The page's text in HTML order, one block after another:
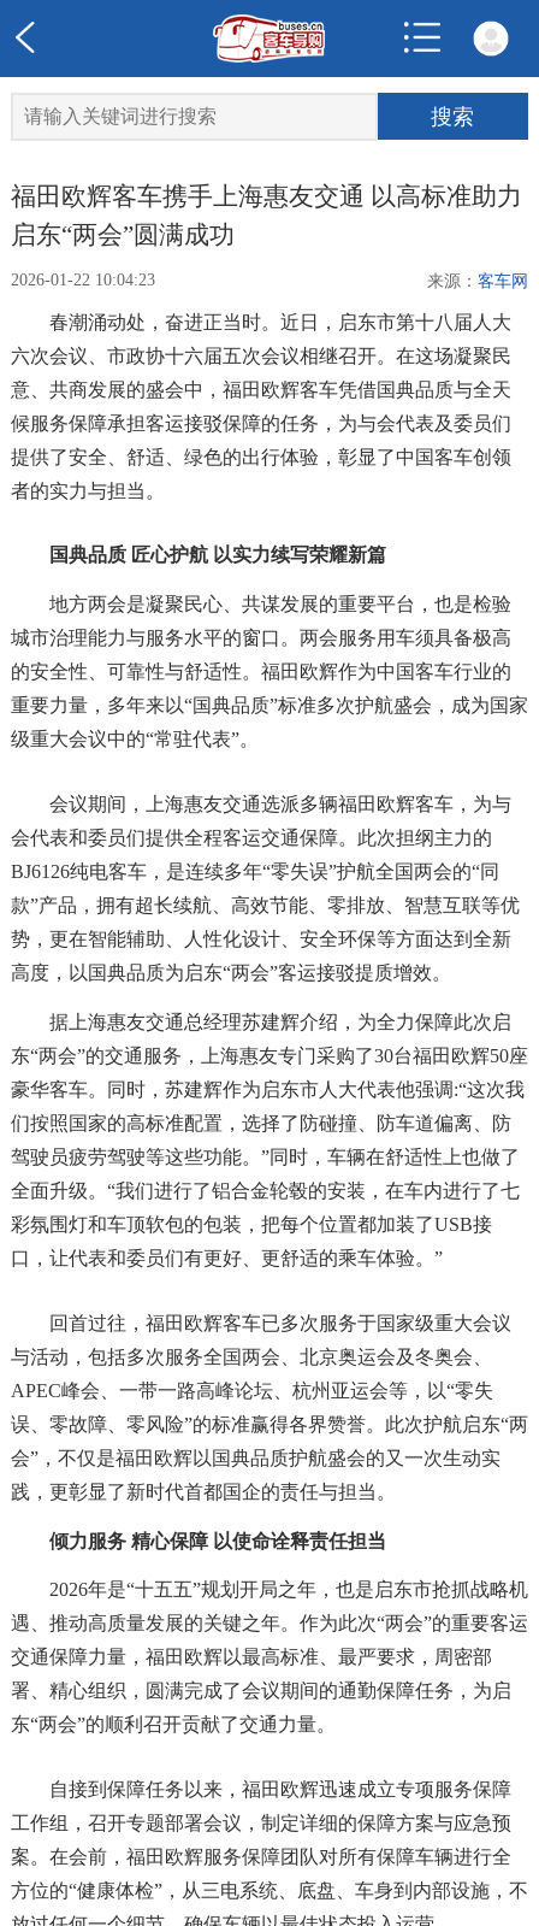
福田欧辉客车携手上海惠友交通 以高标准助力
启东“两会”圆满成功
2026-01-22 10:04:23 来源：客车网
春潮涌动处，奋进正当时。近日，启东市第十八届人大
六次会议、市政协十六届五次会议相继召开。在这场凝聚民
意、共商发展的盛会中，福田欧辉客车凭借国典品质与全天
候服务保障承担客运接驳保障的任务，为与会代表及委员们
提供了安全、舒适、绿色的出行体验，彰显了中国客车创领
者的实力与担当。
国典品质 匠心护航 以实力续写荣耀新篇
地方两会是凝聚民心、共谋发展的重要平台，也是检验
城市治理能力与服务水平的窗口。两会服务用车须具备极高
的安全性、可靠性与舒适性。福田欧辉作为中国客车行业的
重要力量，多年来以“国典品质”标准多次护航盛会，成为国家
级重大会议中的“常驻代表”。
会议期间，上海惠友交通选派多辆福田欧辉客车，为与
会代表和委员们提供全程客运交通保障。此次担纲主力的
BJ6126纯电客车，是连续多年“零失误”护航全国两会的“同
款”产品，拥有超长续航、高效节能、零排放、智慧互联等优
势，更在智能辅助、人性化设计、安全环保等方面达到全新
高度，以国典品质为启东“两会”客运接驳提质增效。
据上海惠友交通总经理苏建辉介绍，为全力保障此次启
东“两会”的交通服务，上海惠友专门采购了30台福田欧辉50座
豪华客车。同时，苏建辉作为启东市人大代表他强调:“这次我
们按照国家的高标准配置，选择了防碰撞、防车道偏离、防
驾驶员疲劳驾驶等这些功能。”同时，车辆在舒适性上也做了
全面升级。“我们进行了铝合金轮毂的安装，在车内进行了七
彩氛围灯和车顶软包的包装，把每个位置都加装了USB接
口，让代表和委员们有更好、更舒适的乘车体验。”
回首过往，福田欧辉客车已多次服务于国家级重大会议
与活动，包括多次服务全国两会、北京奥运会及冬奥会、
APEC峰会、一带一路高峰论坛、杭州亚运会等，以“零失
误、零故障、零风险”的标准赢得各界赞誉。此次护航启东“两
会”，不仅是福田欧辉以国典品质护航盛会的又一次生动实
践，更彰显了新时代首都国企的责任与担当。
倾力服务 精心保障 以使命诠释责任担当
2026年是“十五五”规划开局之年，也是启东市抢抓战略机
遇、推动高质量发展的关键之年。作为此次“两会”的重要客运
交通保障力量，福田欧辉以最高标准、最严要求，周密部
署、精心组织，圆满完成了会议期间的通勤保障任务，为启
东“两会”的顺利召开贡献了交通力量。
自接到保障任务以来，福田欧辉迅速成立专项服务保障
工作组，召开专题部署会议，制定详细的保障方案与应急预
案。在会前，福田欧辉服务保障团队对所有保障车辆进行全
方位的“健康体检”，从三电系统、底盘、车身到内部设施，不